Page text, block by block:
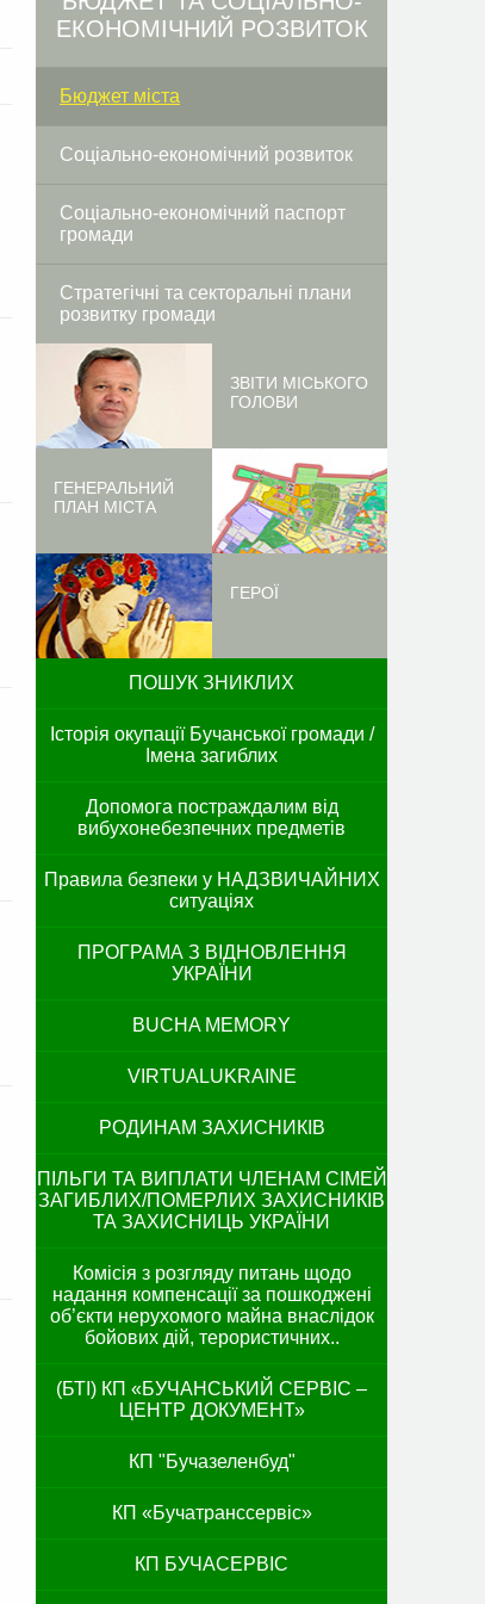
ЕКОНОМІЧНИЙ РОЗВИТОК
Бюджет міста
Соціально-економічний розвиток
Соціально-економічний паспорт
громади
Стратегічні та секторальні плани
розвитку громади
ЗВІТИ МІСЬКОГО
ГОЛОВИ
ГЕНЕРАЛЬНИЙ
ПЛАН МІСТА
ГЕРОЇ
ПОШУК ЗНИКЛИХ
Історія окупації Бучанської громади /
Імена загиблих
Допомога постраждалим від
вибухонебезпечних предметів
Правила безпеки у НАДЗВИЧАЙНИХ
ситуаціях
ПРОГРАМА З ВІДНОВЛЕННЯ
УКРАЇНИ
BUCHA MEMORY
VIRTUALUKRAINE
РОДИНАМ ЗАХИСНИКІВ
ПІЛЬГИ ТА ВИПЛАТИ ЧЛЕНАМ СІМЕЙ
ЗАГИБЛИХ/ПОМЕРЛИХ ЗАХИСНИКІВ
ТА ЗАХИСНИЦЬ УКРАЇНИ
Комісія з розгляду питань щодо
надання компенсації за пошкоджені
об’єкти нерухомого майна внаслідок
бойових дій, терористичних..
(БТІ) КП «БУЧАНСЬКИЙ СЕРВІС –
ЦЕНТР ДОКУМЕНТ»
КП "Бучазеленбуд"
КП «Бучатранссервіс»
КП БУЧАСЕРВІС